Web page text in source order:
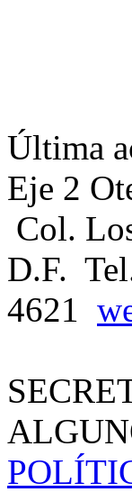
Última
Eje 2
Col.
D.F.
4621